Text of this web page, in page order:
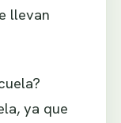
llevan
ya que